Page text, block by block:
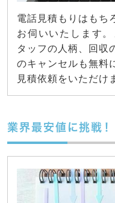
電話見積もりはもち
お伺いいたします
タッフの人柄、回収
のキャンセルも無料
見積依頼をいただけ
業界最安値に挑戦！